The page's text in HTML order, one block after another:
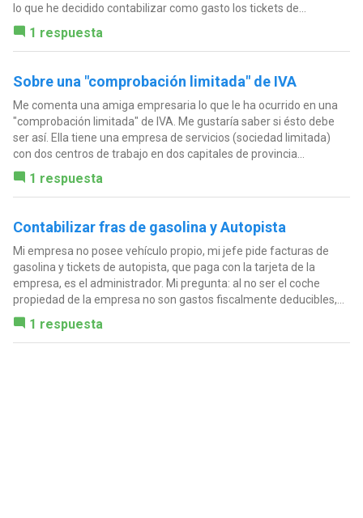
lo que he decidido contabilizar como gasto los tickets de...
1 respuesta
Sobre una "comprobación limitada" de IVA
Me comenta una amiga empresaria lo que le ha ocurrido en una
"comprobación limitada" de IVA. Me gustaría saber si ésto debe
ser así. Ella tiene una empresa de servicios (sociedad limitada)
con dos centros de trabajo en dos capitales de provincia...
1 respuesta
Contabilizar fras de gasolina y Autopista
Mi empresa no posee vehículo propio, mi jefe pide facturas de
gasolina y tickets de autopista, que paga con la tarjeta de la
empresa, es el administrador. Mi pregunta: al no ser el coche
propiedad de la empresa no son gastos fiscalmente deducibles,...
1 respuesta